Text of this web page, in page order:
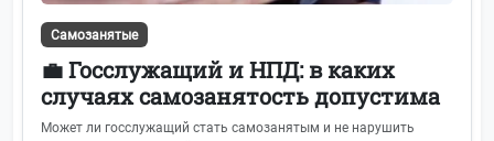
Самозанятые
💼 Госслужащий и НПД: в каких
случаях самозанятость допустима
Может ли госслужащий стать самозанятым и не нарушить